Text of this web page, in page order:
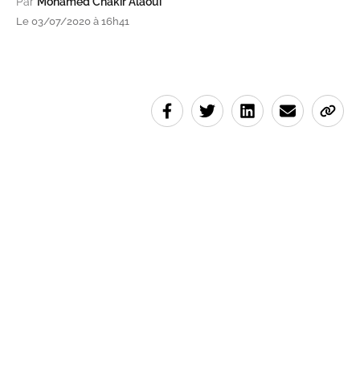
Le 03/07/2020 à 16h41